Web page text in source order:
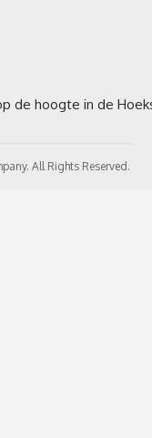
All Rights Reserved.